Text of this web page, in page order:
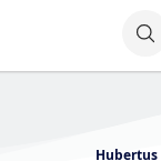
Hubertus